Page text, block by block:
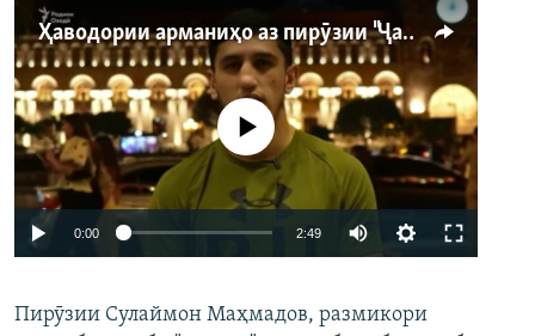
Ҳаводории арманиҳо аз пирӯзии "Ҷаллод"-и тоҷик
Феълан кор намекунад
0:00 2:49
360p
Пирӯзии Сулаймон Маҳмадов, размикори